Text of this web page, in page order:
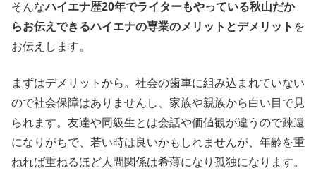
そんなハイエナ歴20年でライターもやっている秋山だか
らお伝えできるハイエナの専業のメリットとデメリット を
お伝えします。
まずはデメリットから。社会の歯車に組み込まれていない
ので社会保障はありませんし、家族や親族から白い目で見
られます。友達や同級生とは会話や価値観が違うので疎遠
になりがちで、若い時は良いかもしれませんが、年齢を重
ねれば重ねるほど人間関係は希薄になり孤独になります。